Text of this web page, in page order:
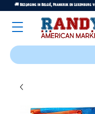
🚚 Bezorging in België, Frankrijk en Luxemburg